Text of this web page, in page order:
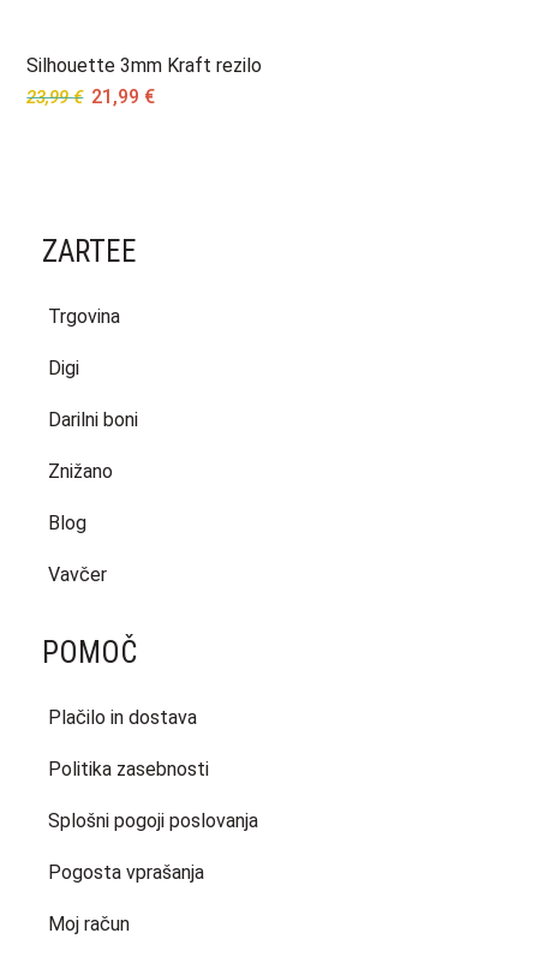
Silhouette 3mm Kraft rezilo
23,99€ Original
21,99 €Current
ZARTEE
Trgovina
Digi
Darilni boni
Znižano
Blog
Vavčer
POMOČ
Plačilo in dostava
Politika zasebnosti
Splošni pogoji poslovanja
Pogosta vprašanja
Moj račun